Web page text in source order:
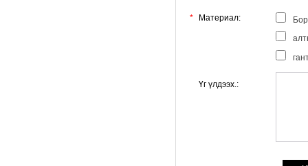
* Материал:
Үг үлдээх.: